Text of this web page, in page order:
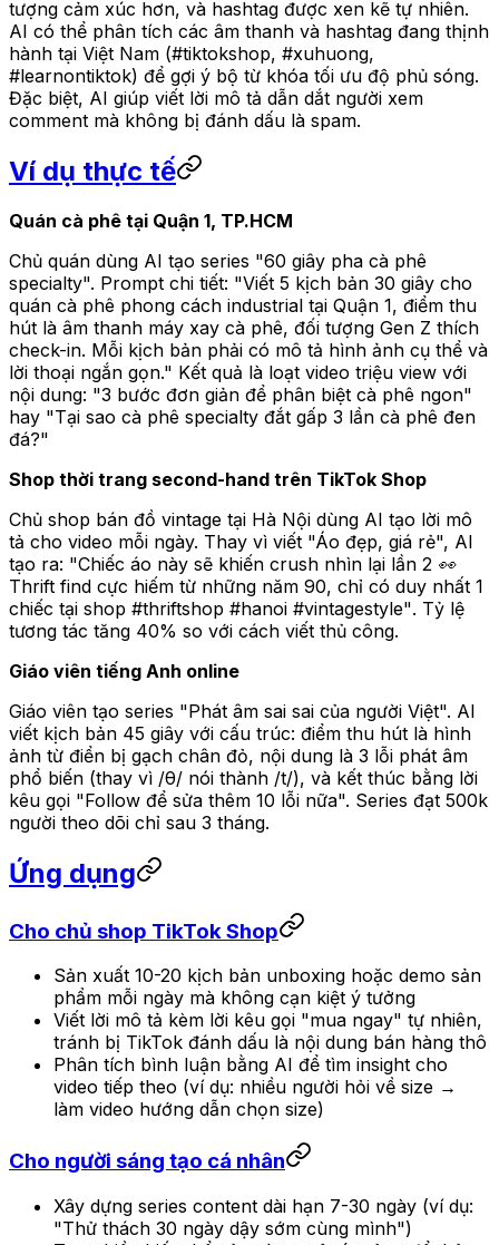
tượng cảm xúc hơn, và hashtag được xen kẽ tự nhiên.
AI có thể phân tích các âm thanh và hashtag đang thịnh
hành tại Việt Nam (#tiktokshop, #xuhuong,
#learnontiktok) để gợi ý bộ từ khóa tối ưu độ phủ sóng.
Đặc biệt, AI giúp viết lời mô tả dẫn dắt người xem
comment mà không bị đánh dấu là spam.
Ví dụ thực tế
Quán cà phê tại Quận 1, TP.HCM
Chủ quán dùng AI tạo series "60 giây pha cà phê
specialty". Prompt chi tiết: "Viết 5 kịch bản 30 giây cho
quán cà phê phong cách industrial tại Quận 1, điểm thu
hút là âm thanh máy xay cà phê, đối tượng Gen Z thích
check-in. Mỗi kịch bản phải có mô tả hình ảnh cụ thể và
lời thoại ngắn gọn." Kết quả là loạt video triệu view với
nội dung: "3 bước đơn giản để phân biệt cà phê ngon"
hay "Tại sao cà phê specialty đắt gấp 3 lần cà phê đen
đá?"
Shop thời trang second-hand trên TikTok Shop
Chủ shop bán đồ vintage tại Hà Nội dùng AI tạo lời mô
tả cho video mỗi ngày. Thay vì viết "Áo đẹp, giá rẻ", AI
tạo ra: "Chiếc áo này sẽ khiến crush nhìn lại lần 2 👀
Thrift find cực hiếm từ những năm 90, chỉ có duy nhất 1
chiếc tại shop #thriftshop #hanoi #vintagestyle". Tỷ lệ
tương tác tăng 40% so với cách viết thủ công.
Giáo viên tiếng Anh online
Giáo viên tạo series "Phát âm sai sai của người Việt". AI
viết kịch bản 45 giây với cấu trúc: điểm thu hút là hình
ảnh từ điển bị gạch chân đỏ, nội dung là 3 lỗi phát âm
phổ biến (thay vì /θ/ nói thành /t/), và kết thúc bằng lời
kêu gọi "Follow để sửa thêm 10 lỗi nữa". Series đạt 500k
người theo dõi chỉ sau 3 tháng.
Ứng dụng
Cho chủ shop TikTok Shop
Sản xuất 10-20 kịch bản unboxing hoặc demo sản
phẩm mỗi ngày mà không cạn kiệt ý tưởng
Viết lời mô tả kèm lời kêu gọi "mua ngay" tự nhiên,
tránh bị TikTok đánh dấu là nội dung bán hàng thô
Phân tích bình luận bằng AI để tìm insight cho
video tiếp theo (ví dụ: nhiều người hỏi về size →
làm video hướng dẫn chọn size)
Cho người sáng tạo cá nhân
Xây dựng series content dài hạn 7-30 ngày (ví dụ:
"Thử thách 30 ngày dậy sớm cùng mình")